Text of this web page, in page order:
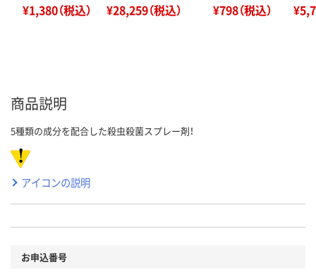
¥1,380（税込） ¥28,259（税込） ¥798（税込）
商品説明
5種類の成分を配合した殺虫殺菌スプレー剤！
アイコンの説明
お申込番号